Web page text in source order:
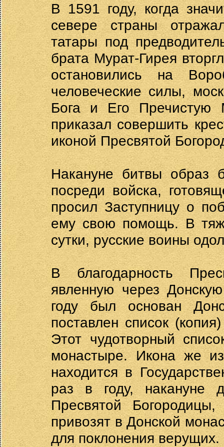
В 1591 году, когда
севере страны
татары под
брата Мурат-Гирея
остановились на
человеческие силы,
Бога и Его Пречистую
приказал совершить
иконой Пресвятой
Накануне битвы образ
посреди войска,
просил Заступницу о
ему свою помощь. В
сутки, русские воины
В благодарность
явленную через
году был основан
поставлен список
Этот чудотворный
монастыре. Икона же
находится в
раз в году, накануне
Пресвятой
привозят в Донской
для поклонения верущих.